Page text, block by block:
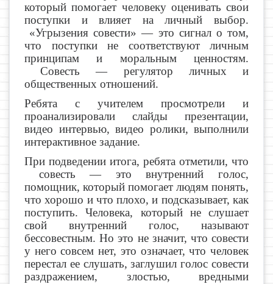
который помогает человеку оценивать свои
поступки и влияет на личный выбор.
«Угрызения совести» — это сигнал о том,
что поступки не соответствуют личным
принципам и моральным ценностям.
Совесть — регулятор личных и
общественных отношений.
Ребята с учителем просмотрели и
проанализировали слайды презентации,
видео интервью, видео ролики, выполнили
интерактивное задание.
При подведении итога, ребята отметили, что
совесть — это внутренний голос,
помощник, который помогает людям понять,
что хорошо и что плохо, и подсказывает, как
поступить. Человека, который не слушает
свой внутренний голос, называют
бессовестным. Но это не значит, что совести
у него совсем нет, это означает, что человек
перестал ее слушать, заглушил голос совести
раздражением, злостью, вредными